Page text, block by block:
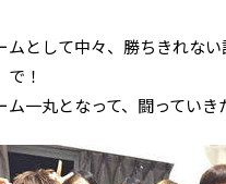
ムとして中々、勝ちきれな
で！
ム一丸となって、闘っていき